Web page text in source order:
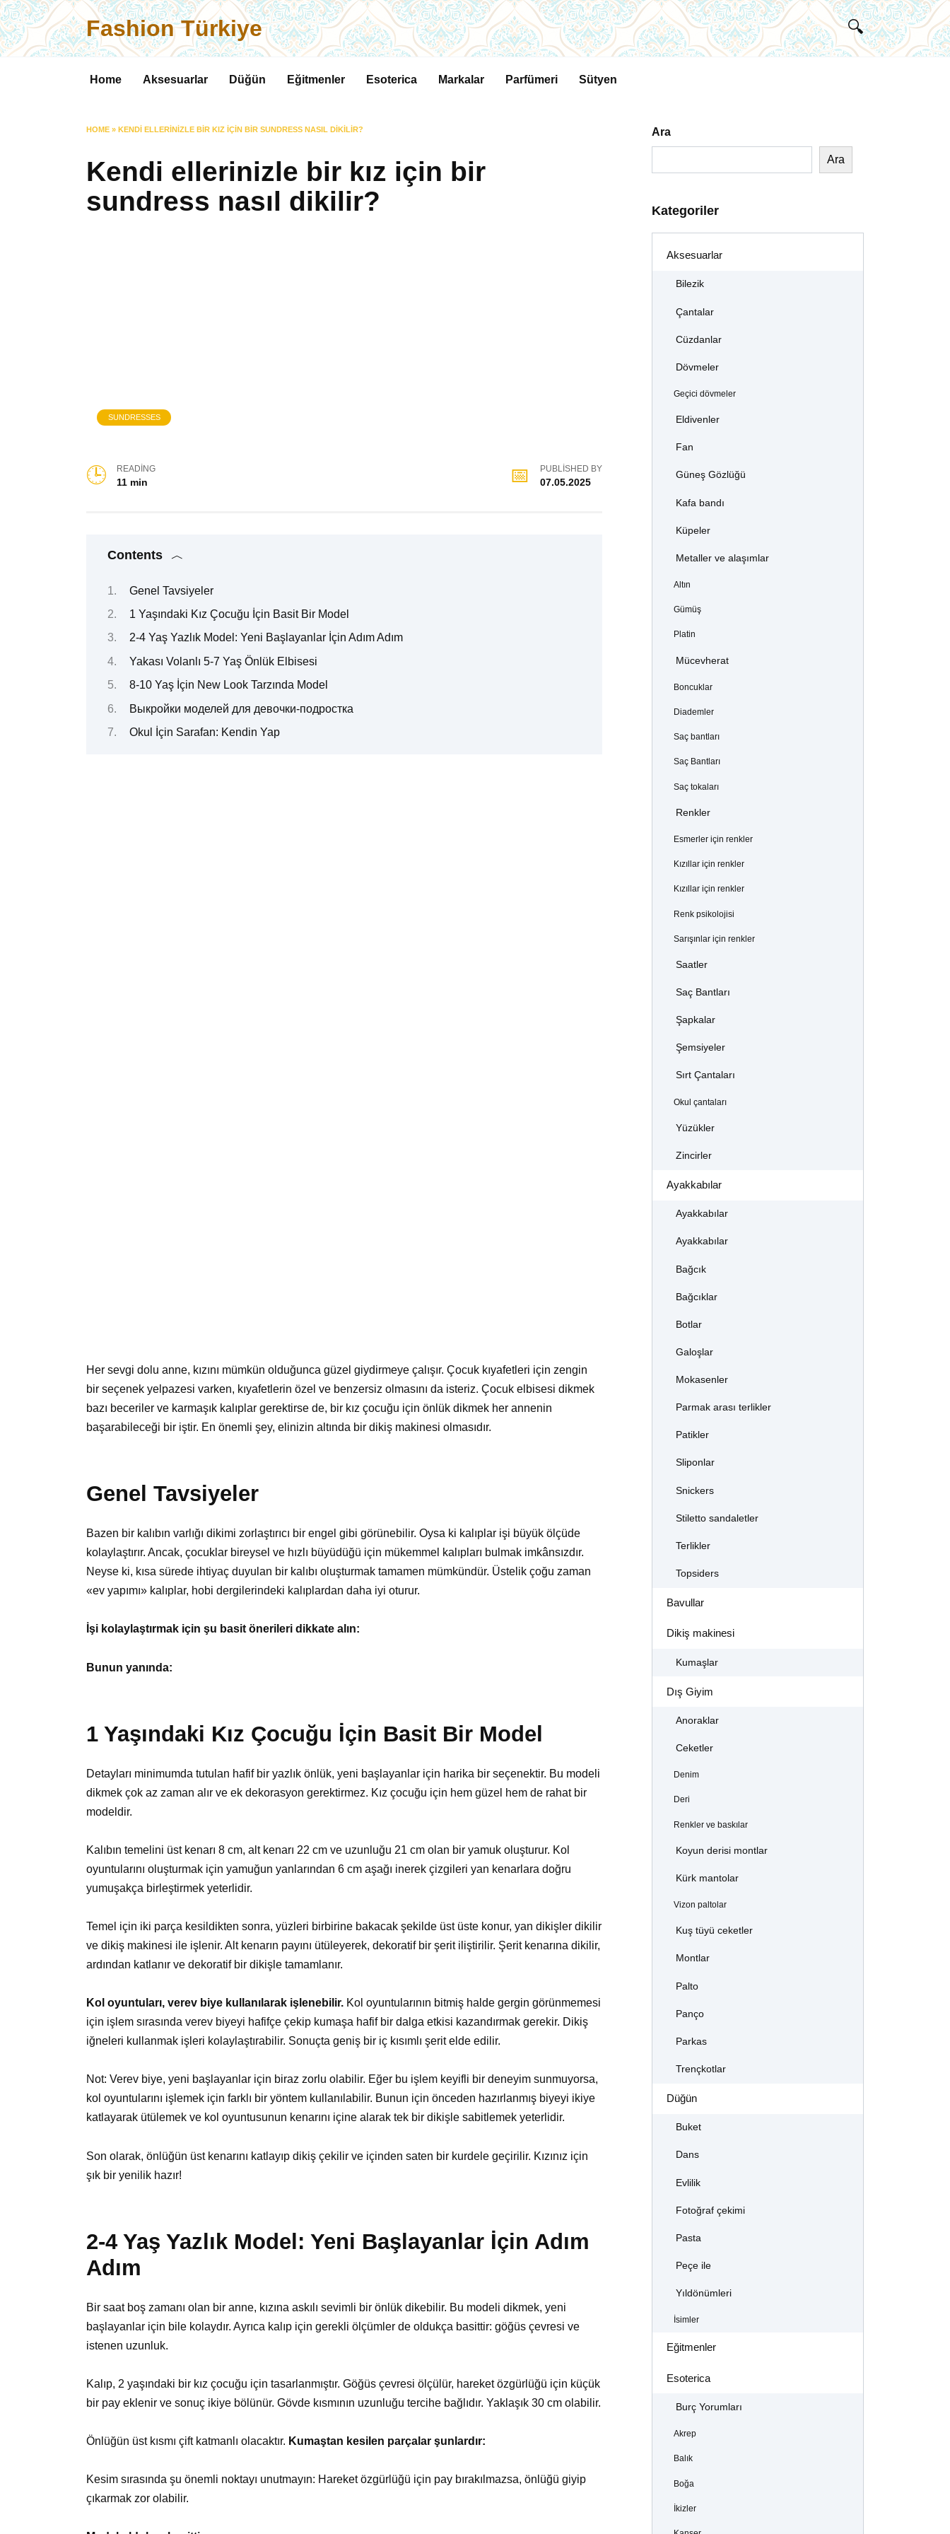
Skip
to
content
Fashion Türkiye
Home Aksesuarlar Düğün Eğitmenler Esoterica Markalar Parfümeri Sütyen
HOME » KENDI ELLERINIZLE BIR KIZ IÇIN BIR SUNDRESS NASIL DIKILIR?
Kendi ellerinizle bir kız için bir
sundress nasıl dikilir?
SUNDRESSES
READING
11 min
PUBLISHED BY
07.05.2025
Contents
Genel Tavsiyeler
1 Yaşındaki Kız Çocuğu İçin Basit Bir Model
2-4 Yaş Yazlık Model: Yeni Başlayanlar İçin Adım Adım
Yakası Volanlı 5-7 Yaş Önlük Elbisesi
8-10 Yaş İçin New Look Tarzında Model
Выкройки моделей для девочки-подростка
Okul İçin Sarafan: Kendin Yap
Her sevgi dolu anne, kızını mümkün olduğunca güzel giydirmeye çalışır. Çocuk kıyafetleri için zengin
bir seçenek yelpazesi varken, kıyafetlerin özel ve benzersiz olmasını da isteriz. Çocuk elbisesi dikmek
bazı beceriler ve karmaşık kalıplar gerektirse de, bir kız çocuğu için önlük dikmek her annenin
başarabileceği bir iştir. En önemli şey, elinizin altında bir dikiş makinesi olmasıdır.
Genel Tavsiyeler
Bazen bir kalıbın varlığı dikimi zorlaştırıcı bir engel gibi görünebilir. Oysa ki kalıplar işi büyük ölçüde
kolaylaştırır. Ancak, çocuklar bireysel ve hızlı büyüdüğü için mükemmel kalıpları bulmak imkânsızdır.
Neyse ki, kısa sürede ihtiyaç duyulan bir kalıbı oluşturmak tamamen mümkündür. Üstelik çoğu zaman
«ev yapımı» kalıplar, hobi dergilerindeki kalıplardan daha iyi oturur.
İşi kolaylaştırmak için şu basit önerileri dikkate alın:
Bunun yanında:
1 Yaşındaki Kız Çocuğu İçin Basit Bir Model
Detayları minimumda tutulan hafif bir yazlık önlük, yeni başlayanlar için harika bir seçenektir. Bu modeli
dikmek çok az zaman alır ve ek dekorasyon gerektirmez. Kız çocuğu için hem güzel hem de rahat bir
modeldir.
Kalıbın temelini üst kenarı 8 cm, alt kenarı 22 cm ve uzunluğu 21 cm olan bir yamuk oluşturur. Kol
oyuntularını oluşturmak için yamuğun yanlarından 6 cm aşağı inerek çizgileri yan kenarlara doğru
yumuşakça birleştirmek yeterlidir.
Temel için iki parça kesildikten sonra, yüzleri birbirine bakacak şekilde üst üste konur, yan dikişler dikilir
ve dikiş makinesi ile işlenir. Alt kenarın payını ütüleyerek, dekoratif bir şerit iliştirilir. Şerit kenarına dikilir,
ardından katlanır ve dekoratif bir dikişle tamamlanır.
Kol oyuntuları, verev biye kullanılarak işlenebilir. Kol oyuntularının bitmiş halde gergin görünmemesi
için işlem sırasında verev biyeyi hafifçe çekip kumaşa hafif bir dalga etkisi kazandırmak gerekir. Dikiş
iğneleri kullanmak işleri kolaylaştırabilir. Sonuçta geniş bir iç kısımlı şerit elde edilir.
Not: Verev biye, yeni başlayanlar için biraz zorlu olabilir. Eğer bu işlem keyifli bir deneyim sunmuyorsa,
kol oyuntularını işlemek için farklı bir yöntem kullanılabilir. Bunun için önceden hazırlanmış biyeyi ikiye
katlayarak ütülemek ve kol oyuntusunun kenarını içine alarak tek bir dikişle sabitlemek yeterlidir.
Son olarak, önlüğün üst kenarını katlayıp dikiş çekilir ve içinden saten bir kurdele geçirilir. Kızınız için
şık bir yenilik hazır!
2-4 Yaş Yazlık Model: Yeni Başlayanlar İçin Adım
Adım
Bir saat boş zamanı olan bir anne, kızına askılı sevimli bir önlük dikebilir. Bu modeli dikmek, yeni
başlayanlar için bile kolaydır. Ayrıca kalıp için gerekli ölçümler de oldukça basittir: göğüs çevresi ve
istenen uzunluk.
Kalıp, 2 yaşındaki bir kız çocuğu için tasarlanmıştır. Göğüs çevresi ölçülür, hareket özgürlüğü için küçük
bir pay eklenir ve sonuç ikiye bölünür. Gövde kısmının uzunluğu tercihe bağlıdır. Yaklaşık 30 cm olabilir.
Önlüğün üst kısmı çift katmanlı olacaktır. Kumaştan kesilen parçalar şunlardır:
Kesim sırasında şu önemli noktayı unutmayın: Hareket özgürlüğü için pay bırakılmazsa, önlüğü giyip
çıkarmak zor olabilir.
Ara
Ara
Kategoriler
Aksesuarlar
Bilezik
Çantalar
Cüzdanlar
Dövmeler
Geçici dövmeler
Eldivenler
Fan
Güneş Gözlüğü
Kafa bandı
Küpeler
Metaller ve alaşımlar
Altın
Gümüş
Platin
Mücevherat
Boncuklar
Diademler
Saç bantları
Saç Bantları
Saç tokaları
Renkler
Esmerler için renkler
Kızıllar için renkler
Kızıllar için renkler
Renk psikolojisi
Sarışınlar için renkler
Saatler
Saç Bantları
Şapkalar
Şemsiyeler
Sırt Çantaları
Okul çantaları
Yüzükler
Zincirler
Ayakkabılar
Ayakkabılar
Ayakkabılar
Bağcık
Bağcıklar
Botlar
Galoşlar
Mokasenler
Parmak arası terlikler
Patikler
Sliponlar
Snickers
Stiletto sandaletler
Terlikler
Topsiders
Bavullar
Dikiş makinesi
Kumaşlar
Dış Giyim
Anoraklar
Ceketler
Denim
Deri
Renkler ve baskılar
Koyun derisi montlar
Kürk mantolar
Vizon paltolar
Kuş tüyü ceketler
Montlar
Palto
Panço
Parkas
Trençkotlar
Düğün
Buket
Dans
Evlilik
Fotoğraf çekimi
Pasta
Peçe ile
Yıldönümleri
İsimler
Eğitmenler
Esoterica
Burç Yorumları
Akrep
Balık
Boğa
İkizler